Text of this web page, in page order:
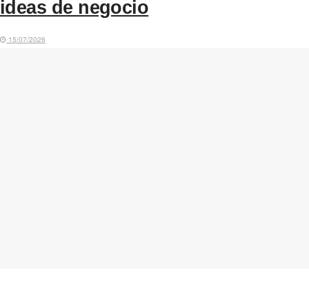
ideas de negocio
15/07/2026